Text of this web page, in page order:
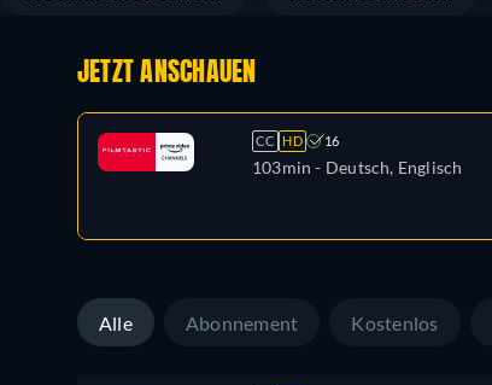
JETZT ANSCHAUEN
CC HD 16
103min - Deutsch, Englisch
Alle Abonnement Kostenlos